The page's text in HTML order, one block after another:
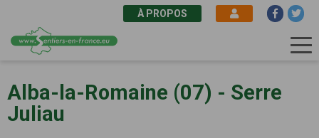
contenu
principal
À PROPOS
Alba-la-Romaine (07) - Serre
Juliau